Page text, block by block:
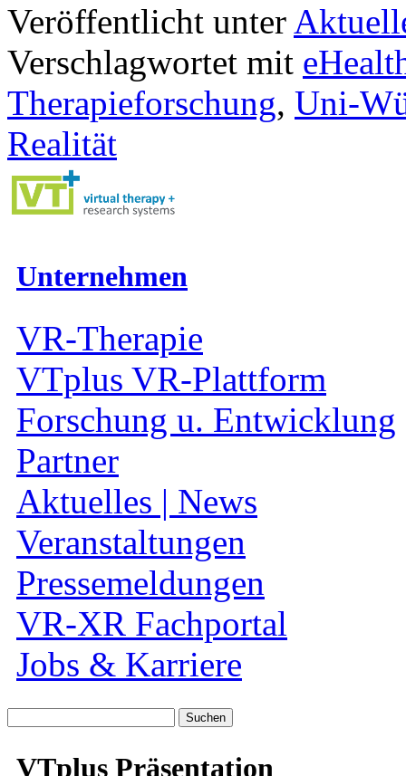
Veröffentlicht unter
Verschlagwortet mit
Therapieforschung, Uni-
Realität
Unternehmen
VR-Therapie
VTplus VR-Plattform
Forschung u. Entwicklung
Partner
Aktuelles | News
Veranstaltungen
Pressemeldungen
VR-XR Fachportal
Jobs & Karriere
nach:
VTplus Präsentation